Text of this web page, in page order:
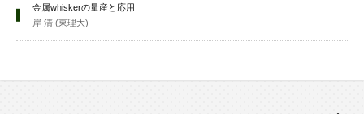
金属whiskerの量産と応用
岸 清 (東理大)